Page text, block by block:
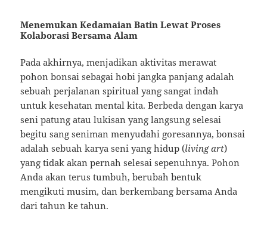
Menemukan Kedamaian Batin Lewat Proses
Kolaborasi Bersama Alam
Pada akhirnya, menjadikan aktivitas merawat
pohon bonsai sebagai hobi jangka panjang adalah
sebuah perjalanan spiritual yang sangat indah
untuk kesehatan mental kita. Berbeda dengan karya
seni patung atau lukisan yang langsung selesai
begitu sang seniman menyudahi goresannya, bonsai
adalah sebuah karya seni yang hidup (living art)
yang tidak akan pernah selesai sepenuhnya. Pohon
Anda akan terus tumbuh, berubah bentuk
mengikuti musim, dan berkembang bersama Anda
dari tahun ke tahun.